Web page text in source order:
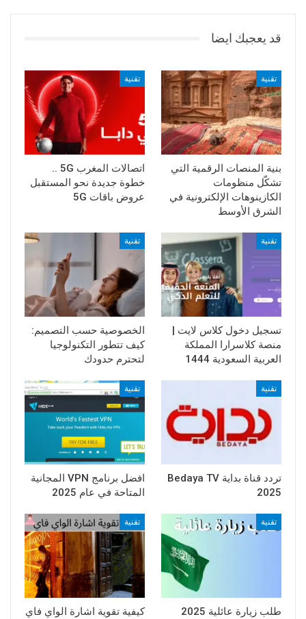
قد يعجبك ايضا
تقنية
بنية المنصات الرقمية التي
تشكّل منظومات
الكازينوهات الإلكترونية في
الشرق الأوسط
تقنية
اتصالات المغرب 5G ..
خطوة جديدة نحو المستقبل
عروض باقات 5G
تقنية
تسجيل دخول كلاس لايت |
منصة كلاسرارا المملكة
العربية السعودية 1444
تقنية
الخصوصية حسب التصميم:
كيف تتطور التكنولوجيا
لتحترم حدودك
تقنية
تردد قناة بداية Bedaya TV
2025
تقنية
افضل برنامج VPN المجانية
المتاحة في عام 2025
تقنية
طلب زيارة عائلية 2025
تقنية
كيفية تقوية اشارة الواي فاي